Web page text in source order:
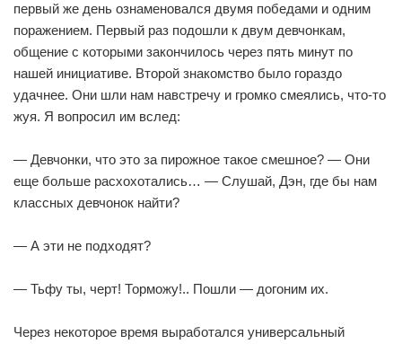
первый же день ознаменовался двумя победами и одним
поражением. Первый раз подошли к двум девчонкам,
общение с которыми закончилось через пять минут по
нашей инициативе. Второй знакомство было гораздо
удачнее. Они шли нам навстречу и громко смеялись, что-то
жуя. Я вопросил им вслед:
— Девчонки, что это за пирожное такое смешное? — Они
еще больше расхохотались… — Слушай, Дэн, где бы нам
классных девчонок найти?
— А эти не подходят?
— Тьфу ты, черт! Торможу!.. Пошли — догоним их.
Через некоторое время выработался универсальный